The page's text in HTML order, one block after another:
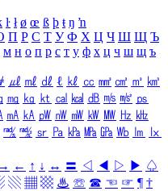
ŀ ł ø œ ß þ ŧ ŋ ŉ
П Р С Т У Ф Х Ц Ч Ш Щ Ъ
м н о п р с т у ф х ц ч ш щ ъ
㎕ ㎖ ㎗ ℓ ㎘ ㏄ ㎣ ㎤ ㎥ ㎦
㎎ ㎏ ㏏ ㎈ ㎉ ㏈ ㎧ ㎨ ㎰
㎃ ㎄ ㎺ ㎻ ㎽ ㎾ ㎿ ㎐ ㎑
㎮ ㎯ ㏛ ㎩ ㎪ ㎫ ㎬ ㏝ ㏐
㏓
→ ← ↑ ↓ ↔ 〓 ◁ ◀ ▷ ▶ ♤
▧ ▦ ▩ ♨ ☏ ☎ ☜ ☞ ¶ †